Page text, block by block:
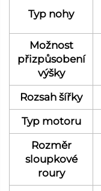
Typ nohy
Možnost
přizpůsobení
výšky
Rozsah šířky
Typ motoru
Rozměr
sloupkové
roury